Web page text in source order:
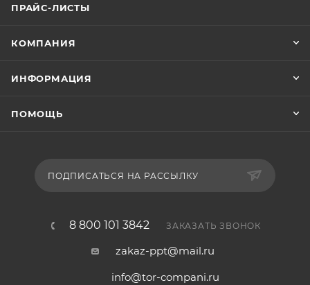
ПРАЙС-ЛИСТЫ
КОМПАНИЯ
ИНФОРМАЦИЯ
ПОМОЩЬ
ПОДПИСАТЬСЯ НА РАССЫЛКУ
8 800 101 3842 ЗАКАЗАТЬ ЗВОНОК
zakaz-ppt@mail.ru
info@tor-compani.ru